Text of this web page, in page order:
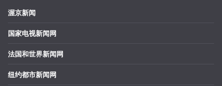
渥京新闻
国家电视新闻网
法国和世界新闻网
纽约都市新闻网